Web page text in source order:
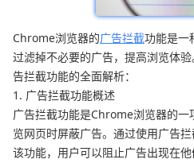
Chrome浏览器的广告拦截功能是一
过滤掉不必要的广告，提高浏览体
告拦截功能的全面解析：
1. 广告拦截功能概述
广告拦截功能是Chrome浏览器的一
览网页时屏蔽广告。通过使用广告
该功能，用户可以阻止广告出现在他